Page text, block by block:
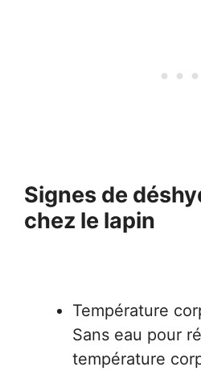
Signes de
chez le lapin
Température
Sans eau pour
température